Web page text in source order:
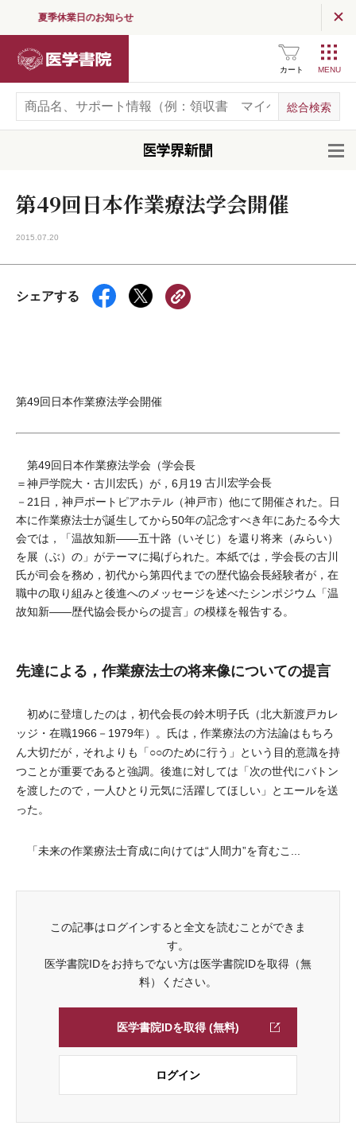
夏季休業日のお知らせ
カート
第49回日本作業療法学会開催
2015.07.20
シェアする
第49回日本作業療法学会開催
古川宏学会長
第49回日本作業療法学会（学会長
＝神戸学院大・古川宏氏）が，6月19
－21日，神戸ポートピアホテル（神戸市）他にて開催された。日
本に作業療法士が誕生してから50年の記念すべき年にあたる今大
会では，「温故知新――五十路（いそじ）を還り将来（みらい）
を展（ぶ）の」がテーマに掲げられた。本紙では，学会長の古川
氏が司会を務め，初代から第四代までの歴代協会長経験者が，在
職中の取り組みと後進へのメッセージを述べたシンポジウム「温
故知新――歴代協会長からの提言」の模様を報告する。
先達による，作業療法士の将来像についての提言
初めに登壇したのは，初代会長の鈴木明子氏（北大新渡戸カレ
ッジ・在職1966－1979年）。氏は，作業療法の方法論はもちろ
ん大切だが，それよりも「○○のために行う」という目的意識を持
つことが重要であると強調。後進に対しては「次の世代にバトン
を渡したので，一人ひとり元気に活躍してほしい」とエールを送
った。
「未来の作業療法士育成に向けては“人間力”を育むこ...
この記事はログインすると全文を読むことができま
す。
医学書院IDをお持ちでない方は医学書院IDを取得（無
料）ください。
医学書院IDを取得 (無料)
ログイン